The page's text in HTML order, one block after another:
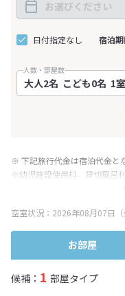
日付指定なし 宿泊
人数・部屋数
※ 下記旅行代金は宿泊代金と
※幼児施設使用料、貸切風呂
み表記となりますが、消費税
※表示されている旅行代金・
終確認画面でご確認ください
空室状況：2026年08月07日
お部屋
候補： 1 部屋タイプ